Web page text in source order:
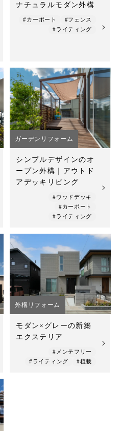
ナチュラルモダン外構
#カーポート
#フェンス
#ライティング
ガーデンリフォーム
シンプルデザインのオ
ープン外構｜アウトド
アデッキリビング
#ウッドデッキ
#カーポート
#ライティング
外構リフォーム
モダン×グレーの新築
エクステリア
#メンテフリー
#ライティング
#植栽